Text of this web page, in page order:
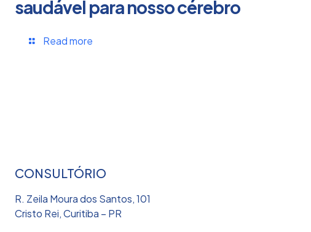
saudável para nosso cérebro
Read more
CONSULTÓRIO
R. Zeila Moura dos Santos, 101
Cristo Rei, Curitiba – PR